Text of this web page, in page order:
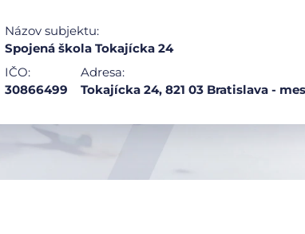
Názov subjektu:
Spojená škola Tokajícka 24
IČO:
30866499
Adresa:
Tokajícka 24, 821 03 Bratislava -